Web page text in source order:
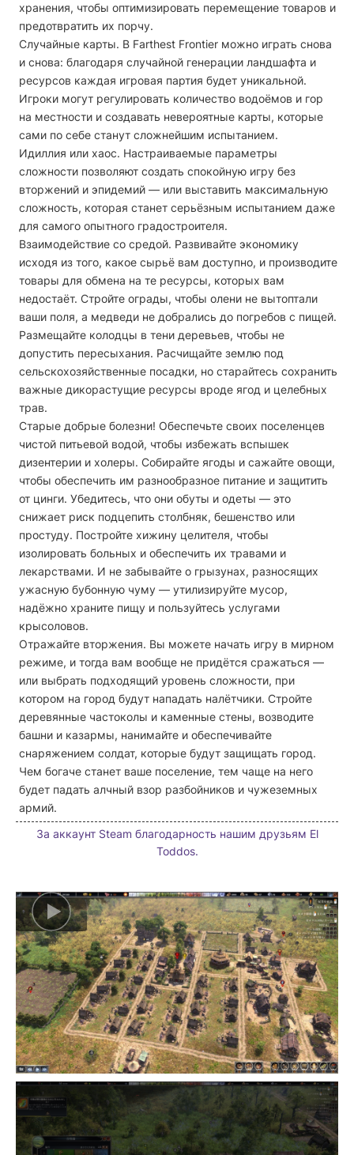
хранения, чтобы оптимизировать перемещение товаров и
предотвратить их порчу.
Случайные карты. В Farthest Frontier можно играть снова
и снова: благодаря случайной генерации ландшафта и
ресурсов каждая игровая партия будет уникальной.
Игроки могут регулировать количество водоёмов и гор
на местности и создавать невероятные карты, которые
сами по себе станут сложнейшим испытанием.
Идиллия или хаос. Настраиваемые параметры
сложности позволяют создать спокойную игру без
вторжений и эпидемий — или выставить максимальную
сложность, которая станет серьёзным испытанием даже
для самого опытного градостроителя.
Взаимодействие со средой. Развивайте экономику
исходя из того, какое сырьё вам доступно, и производите
товары для обмена на те ресурсы, которых вам
недостаёт. Стройте ограды, чтобы олени не вытоптали
ваши поля, а медведи не добрались до погребов с пищей.
Размещайте колодцы в тени деревьев, чтобы не
допустить пересыхания. Расчищайте землю под
сельскохозяйственные посадки, но старайтесь сохранить
важные дикорастущие ресурсы вроде ягод и целебных
трав.
Старые добрые болезни! Обеспечьте своих поселенцев
чистой питьевой водой, чтобы избежать вспышек
дизентерии и холеры. Собирайте ягоды и сажайте овощи,
чтобы обеспечить им разнообразное питание и защитить
от цинги. Убедитесь, что они обуты и одеты — это
снижает риск подцепить столбняк, бешенство или
простуду. Постройте хижину целителя, чтобы
изолировать больных и обеспечить их травами и
лекарствами. И не забывайте о грызунах, разносящих
ужасную бубонную чуму — утилизируйте мусор,
надёжно храните пищу и пользуйтесь услугами
крысоловов.
Отражайте вторжения. Вы можете начать игру в мирном
режиме, и тогда вам вообще не придётся сражаться —
или выбрать подходящий уровень сложности, при
котором на город будут нападать налётчики. Стройте
деревянные частоколы и каменные стены, возводите
башни и казармы, нанимайте и обеспечивайте
снаряжением солдат, которые будут защищать город.
Чем богаче станет ваше поселение, тем чаще на него
будет падать алчный взор разбойников и чужеземных
армий.
За аккаунт Steam благодарность нашим друзьям El
Toddos.